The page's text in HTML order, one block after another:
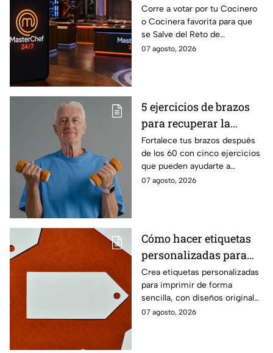
MasterChef 24/7 para
que salves a un
Cocinero del Reto de
Eliminación de este
Corre a votar por tu Cocinero
o Cocinera favorita para que
se Salve del Reto de
Eliminación de MasterChef
07 agosto, 2026
5 ejercicios de brazos
para recuperar la
fuerza después de los
60
Fortalece tus brazos después
de los 60 con cinco ejercicios
que pueden ayudarte a
recuperar fuerza, movilidad y
07 agosto, 2026
Cómo hacer etiquetas
personalizadas para
imprimir
Crea etiquetas personalizadas
para imprimir de forma
sencilla, con diseños originales
y detalles adaptados a tus
07 agosto, 2026